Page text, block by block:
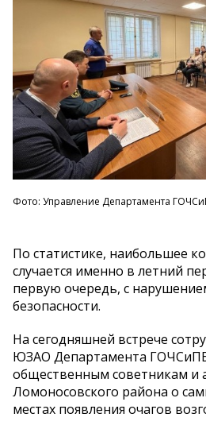
Фото: Управление Департамента
По статистике, наибольшее
случается именно в летний
первую очередь, с
безопасности.
На сегодняшней встрече
ЮЗАО Департамента ГОЧСиПБ
общественным советникам и
Ломоносовского района о
местах появления очагов